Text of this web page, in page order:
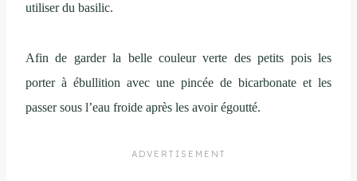
utiliser du basilic.
Afin de garder la belle couleur verte des petits pois les
porter à ébullition avec une pincée de bicarbonate et les
passer sous l’eau froide après les avoir égoutté.